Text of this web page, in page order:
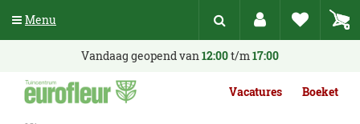
n
Vandaag geopend van12:00t/m17:00
Vacatures Boeket
Menu